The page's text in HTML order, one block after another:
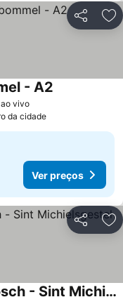
Partilhar
vivo
- A2
da cidade
Ver preços
Partilhar
Hotel De Ruwenberg Den Bosch - Sint Michielsgestel